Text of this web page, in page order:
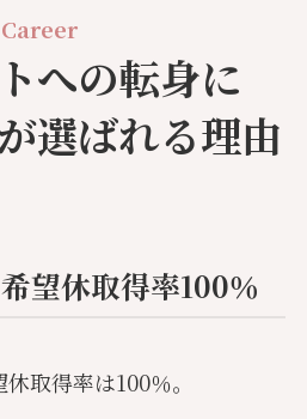
Career
への転身に
選ばれる理由
望休取得率100％
取得率は100％。